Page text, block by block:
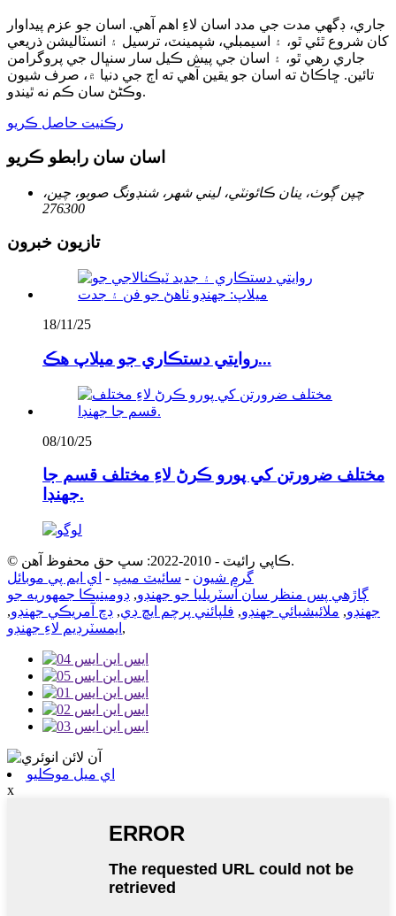
جاري، ڊگهي مدت جي مدد اسان لاءِ اهم آهي. اسان جو عزم پيداوار
کان شروع ٿئي ٿو، ۽ اسيمبلي، شپمينٽ، ترسيل ۽ انسٽاليشن ذريعي
جاري رهي ٿو، ۽ اسان جي پيش ڪيل سار سنڀال جي پروگرامن
تائين. ڇاڪاڻ ته اسان جو يقين آهي ته اڄ جي دنيا ۾، صرف شيون
وڪڻڻ سان ڪم نه ٿيندو.
رڪنيت حاصل ڪريو
اسان سان رابطو ڪريو
چپن ڳوٺ، ينان ڪائونٽي، ليني شهر، شنڊونگ صوبو، چين،
276300
تازيون خبرون
18/11/25
روايتي دستڪاري جو ميلاپ هڪ...
08/10/25
مختلف ضرورتن کي پورو ڪرڻ لاءِ مختلف قسم جا
جهنڊا.
© ڪاپي رائيٽ - 2010-2022: سڀ حق محفوظ آهن.
گرم شيون - سائيٽ ميپ - اي ايم پي موبائل
ڳاڙهي پس منظر سان آسٽريليا جو جهنڊو, ڊومينيڪا جمهوريه جو
جهنڊو, ملائيشيائي جهنڊو, فلپائني پرچم ايڇ ڊي, ڊچ آمريڪي جهنڊو,
ايمسٽرڊيم لاءِ جهنڊو ,
اي ميل موڪليو
x